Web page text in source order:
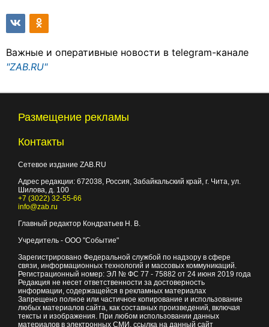
Важные и оперативные новости в telegram-канале
"ZAB.RU"
Размещение рекламы
Контакты
Сетевое издание ZAB.RU
Адрес редакции: 672038, Россия, Забайкальский край, г. Чита, ул.
Шилова, д. 100
+7 (3022) 32-55-66
info@zab.ru
Главный редактор Кондратьев Н. В.
Учредитель - ООО "Событие"
Зарегистрировано Федеральной службой по надзору в сфере
связи, информационных технологий и массовых коммуникаций.
Регистрационный номер: ЭЛ № ФС 77 - 75882 от 24 июня 2019 года
Редакция не несет ответственности за достоверность
информации, содержащейся в рекламных материалах
Запрещено полное или частичное копирование и использование
любых материалов сайта, как составных произведений, включая
тексты и изображения. При любом использовании данных
материалов в электронных СМИ, ссылка на данный сайт